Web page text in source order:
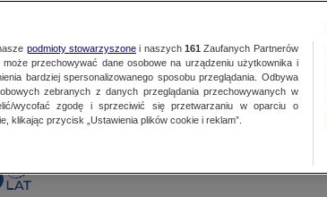
podmioty stowarzyszonei naszych 161 Zaufanych Partnerów
przechowywać dane osobowe na urządzeniu użytkownika i
bardziej spersonalizowanego sposobu przeglądania. Odbywa
zebranych z danych przeglądania przechowywanych w
wycofać zgodę i sprzeciwić się przetwarzaniu w oparciu o
klikając przycisk „Ustawienia plików cookie i reklam”.